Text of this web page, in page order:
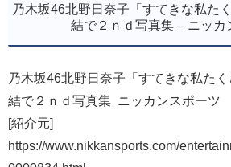
乃木坂46北野日奈子「すてきな私た
結で２ｎｄ写真集 – ニッカ
乃木坂46北野日奈子「すてきな私た
結で２ｎｄ写真集 ニッカンスポーツ
[紹介元]
https://www.nikkansports.com/